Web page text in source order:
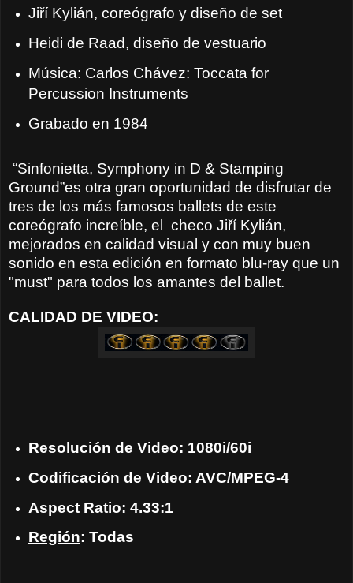
Jiří Kylián, coreógrafo y diseño de set
Heidi de Raad, diseño de vestuario
Música: Carlos Chávez: Toccata for
Percussion Instruments
Grabado en 1984
“Sinfonietta, Symphony in D & Stamping
Ground”es otra gran oportunidad de disfrutar de
tres de los más famosos ballets de este
coreógrafo increíble, el checo Jiří Kylián,
mejorados en calidad visual y con muy buen
sonido en esta edición en formato blu-ray que un
"must" para todos los amantes del ballet.
CALIDAD DE VIDEO:
Resolución de Video: 1080i/60i
Codificación de Video: AVC/MPEG-4
Aspect Ratio: 4.33:1
Región: Todas